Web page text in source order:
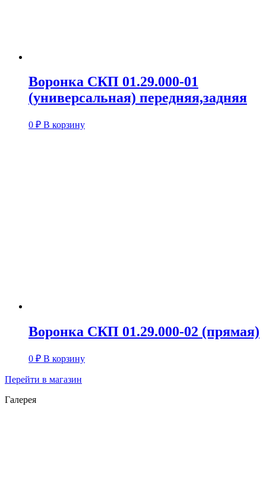
Воронка СКП 01.29.000-01
(универсальная) передняя,задняя
0 ₽ В корзину
Воронка СКП 01.29.000-02 (прямая)
0 ₽ В корзину
Перейти в магазин
Галерея